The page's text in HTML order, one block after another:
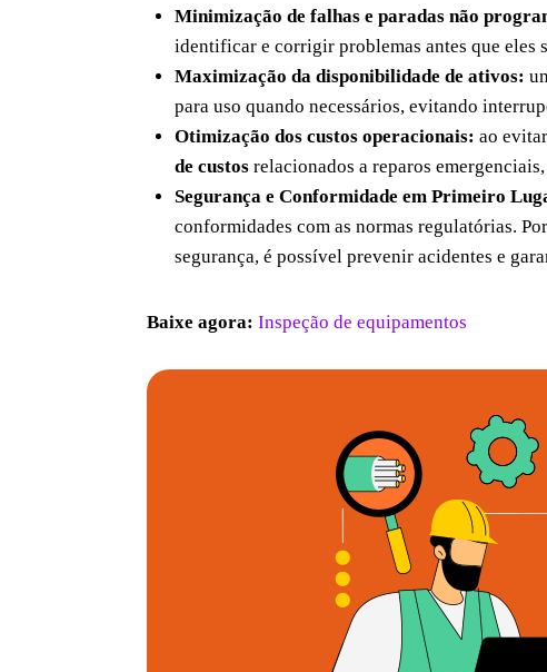
Minimização de falhas e paradas não
identificar e corrigir problemas antes que eles
Maximização da disponibilidade de ativos:
para uso quando necessários, evitando
Otimização dos custos operacionais: ao
de custos relacionados a reparos
Segurança e Conformidade em Primeiro
conformidades com as normas regulatórias.
segurança, é possível prevenir acidentes e
Baixe agora: Inspeção de equipamentos